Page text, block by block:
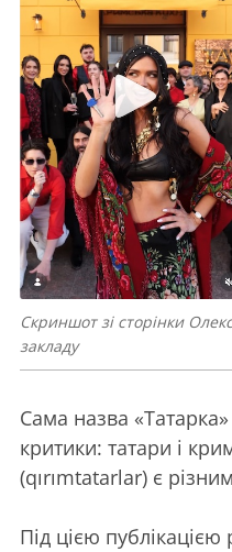
Скриншот зі сторінки
закладу
Сама назва
критики: татари і
(qırımtatarlar) є
Під цією